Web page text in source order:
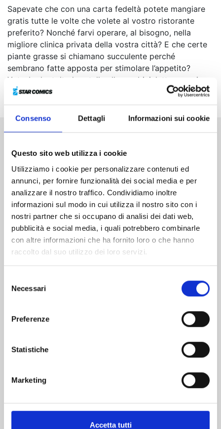
Consenso Dettagli Informazioni sui cookie
Questo sito web utilizza i cookie
Utilizziamo i cookie per personalizzare contenuti ed
annunci, per fornire funzionalità dei social media e per
analizzare il nostro traffico. Condividiamo inoltre
informazioni sul modo in cui utilizza il nostro sito con i
nostri partner che si occupano di analisi dei dati web,
pubblicità e social media, i quali potrebbero combinarle
con altre informazioni che ha fornito loro o che hanno
raccolto dal suo utilizzo dei loro servizi.
delNecessari
Preferenze
Statistiche
Marketing
Accetta tutti
Sapevate che con una carta fedeltà potete mangiare
gratis tutte le volte che volete al vostro ristorante
preferito? Nonché farvi operare, al bisogno, nella
migliore clinica privata della vostra città? E che certe
piante grasse si chiamano succulente perché
sembrano fatte apposta per stimolare l’appetito?
Yotsuba ha tolto le rotelle alla sua bicicletta e ora i
pedali della fantasia girano più veloci che mai!
Altri volumi della serie